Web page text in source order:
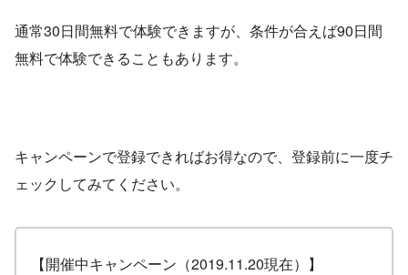
通常30日間無料で体験できますが、条件が合えば90日間
無料で体験できることもあります。
キャンペーンで登録できればお得なので、登録前に一度チ
ェックしてみてください。
【開催中キャンペーン（2019.11.20現在）】